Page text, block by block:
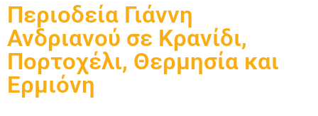
Περιοδεία Γιάννη
Ανδριανού σε Κρανίδι,
Πορτοχέλι, Θερμησία και
Ερμιόνη